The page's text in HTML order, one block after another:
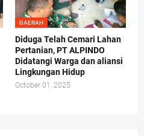
DAERAH
Diduga Telah Cemari Lahan
Pertanian, PT ALPINDO
Didatangi Warga dan aliansi
Lingkungan Hidup
October 01, 2025